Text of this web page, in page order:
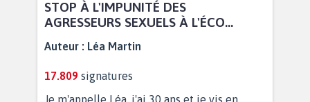
STOP À L'IMPUNITÉ DES
AGRESSEURS SEXUELS À L'ÉCO...
Auteur : Léa Martin
17.809 signatures
Je m'appelle Léa, j'ai 30 ans et je vis en